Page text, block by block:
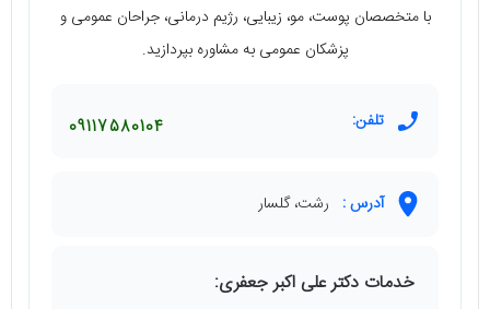
با متخصصان پوست، مو، زیبایی، رژیم درمانی، جراحان عمومی و
پزشکان عمومی به مشاوره بپردازید.
تلفن: 09117580104
آدرس : رشت، گلسار
خدمات دکتر علی اکبر جعفری: